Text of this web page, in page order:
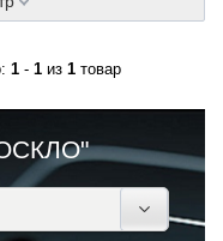
1 - 1 из 1 товар